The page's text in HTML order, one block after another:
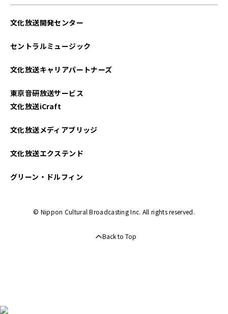
文化放送開発センター
セントラルミュージック
文化放送キャリアパートナーズ
東京音研放送サービス
文化放送iCraft
文化放送メディアブリッジ
文化放送エクステンド
グリーン・ドルフィン
© Nippon Cultural Broadcasting Inc. All rights reserved.
Back to Top